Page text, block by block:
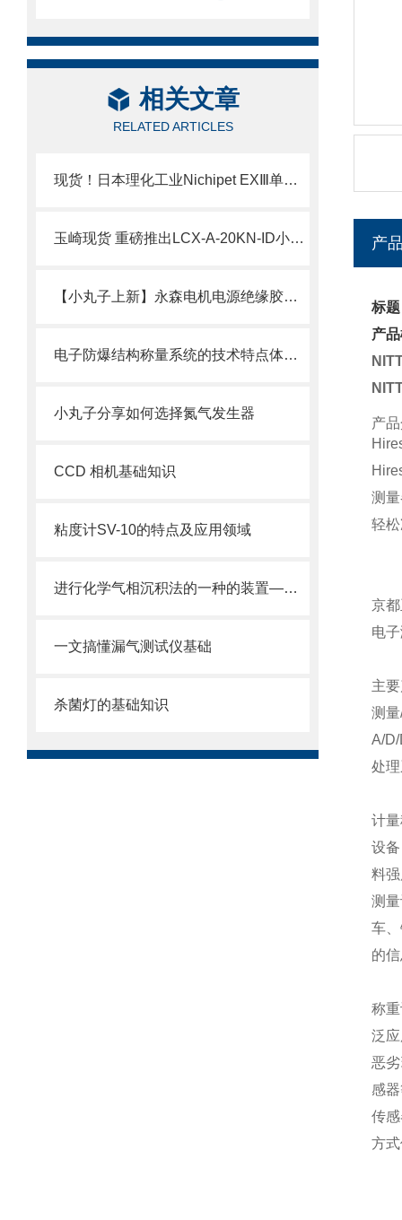
相关文章
RELATED ARTICLES
现货！日本理化工业Nichipet EXⅢ单道可调移液器技术介绍
玉崎现货 重磅推出LCX-A-20KN-ID小型压缩式载荷传感器
【小丸子上新】永森电机电源绝缘胶套50AMP现货
电子防爆结构称量系统的技术特点体现在哪些方面？
小丸子分享如何选择氮气发生器
CCD 相机基础知识
粘度计SV-10的特点及应用领域
进行化学气相沉积法的一种的装置——等离子CVD设备
一文搞懂漏气测试仪基础
杀菌灯的基础知识
产
标
产
产
测
轻
京
电
主
测
A/
处
计
设
料
测
车
的
称
泛
恶
感
传
方